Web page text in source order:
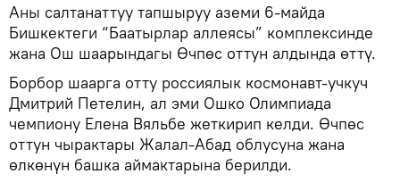
Аны салтанаттуу тапшыруу аземи 6-майда
Бишкектеги “Баатырлар аллеясы” комплексинде
жана Ош шаарындагы Өчпөс оттун алдында өттү.
Борбор шаарга отту россиялык космонавт-учкуч
Дмитрий Петелин, ал эми Ошко Олимпиада
чемпиону Елена Вяльбе жеткирип келди. Өчпөс
оттун чырактары Жалал-Абад облусуна жана
өлкөнүн башка аймактарына берилди.